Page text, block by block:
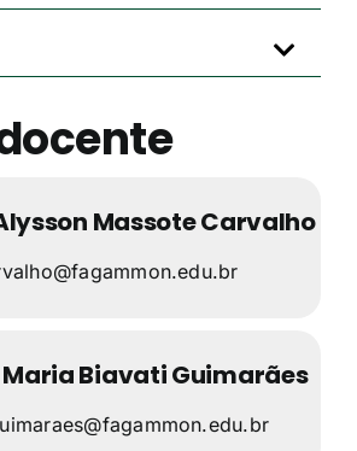
Massote Carvalho
Maria Biavati Guimarães